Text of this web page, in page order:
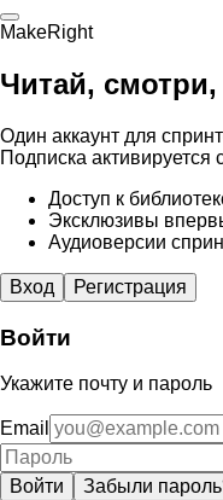
MakeRight
Читай,
Один аккаунт для
Подписка активируется
Доступ к
Эксклюзивы
Аудиоверсии
Вход Регистрация
Войти
Укажите почту и пароль
Email
Войти
Забыли